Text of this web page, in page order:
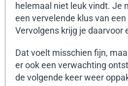
helemaal niet leuk vindt. Je
een vervelende klus van
Vervolgens krijg je daarvoor
Dat voelt misschien fijn,
er ook een verwachting
de volgende keer weer